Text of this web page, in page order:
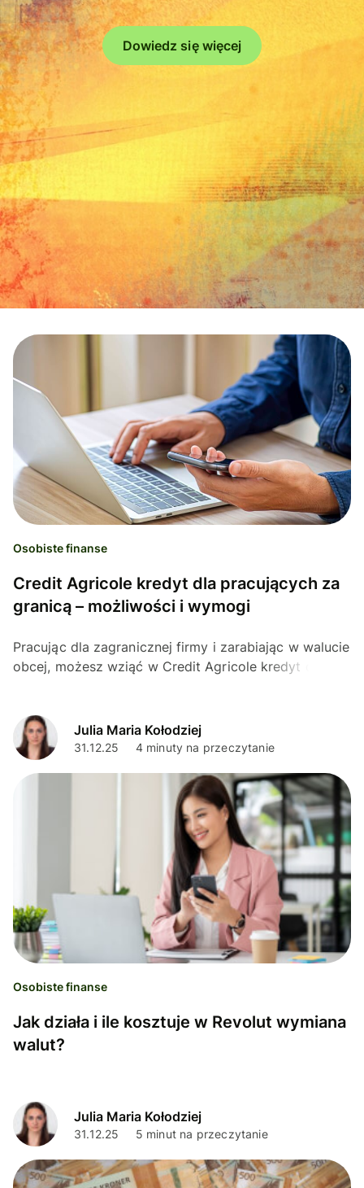
Dowiedz się więcej
Osobiste finanse
Credit Agricole kredyt dla pracujących za
granicą – możliwości i wymogi
Pracując dla zagranicznej firmy i zarabiając w walucie
obcej, możesz wziąć w Credit Agricole kredyt dla
Julia Maria Kołodziej
31.12.25 4 minuty na przeczytanie
Osobiste finanse
Jak działa i ile kosztuje w Revolut wymiana
walut?
Julia Maria Kołodziej
31.12.25 5 minut na przeczytanie